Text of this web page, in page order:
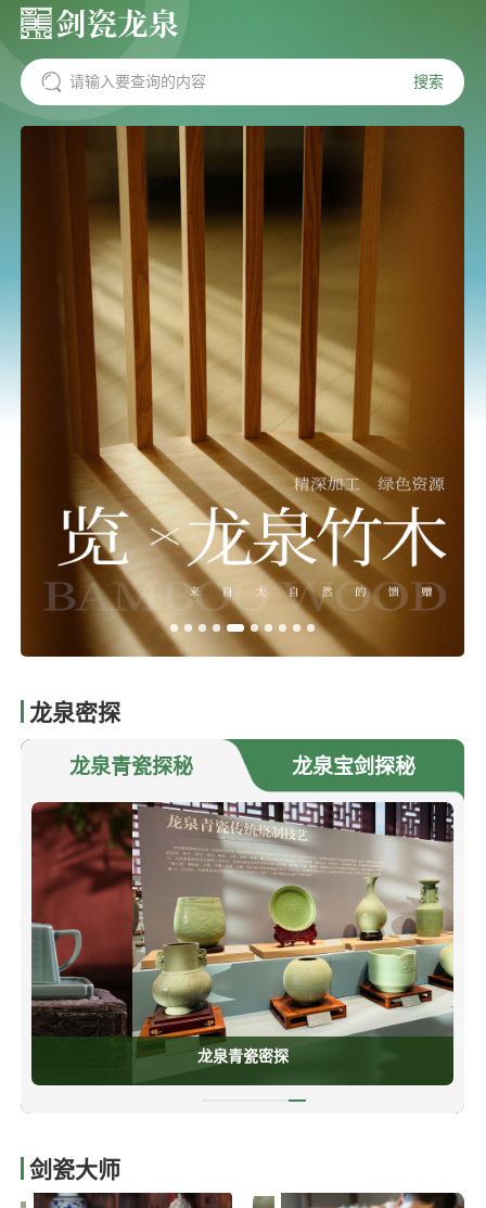
请输入要查询的内容 搜索
龙泉密探
龙泉青瓷探秘 龙泉宝剑探秘
龙泉青瓷密探
剑瓷大师